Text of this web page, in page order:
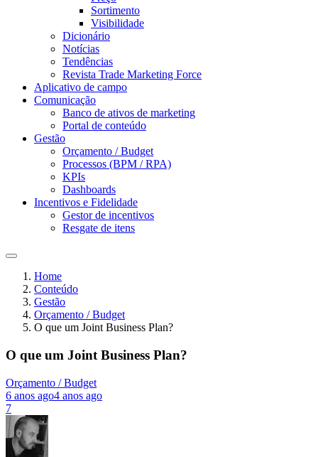
Sortimento
Visibilidade
Dicionário
Notícias
Tendências
Revista Trade Marketing Force
Aplicativo de campo
Comunicação
Banco de ativos de marketing
Portal de conteúdo
Gestão
Orçamento / Budget
Processos (BPM / RPA)
KPIs
Dashboards
Incentivos e Fidelidade
Gestor de incentivos
Resgate de itens
Home
Conteúdo
Gestão
Orçamento / Budget
O que um Joint Business Plan?
O que um Joint Business Plan?
Orçamento / Budget
6 anos ago4 anos ago
7